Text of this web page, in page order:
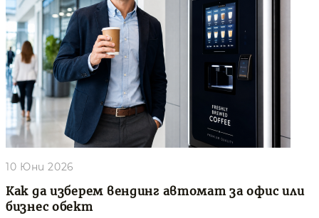
Как да изберем вендинг автомат за офис или
бизнес обект
10 Юни 2026